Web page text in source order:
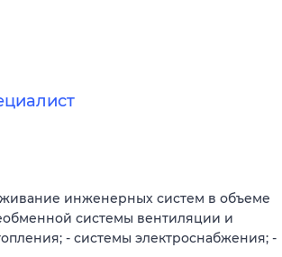
инженерных систем в объеме
системы вентиляции и
- системы электроснабжения; -